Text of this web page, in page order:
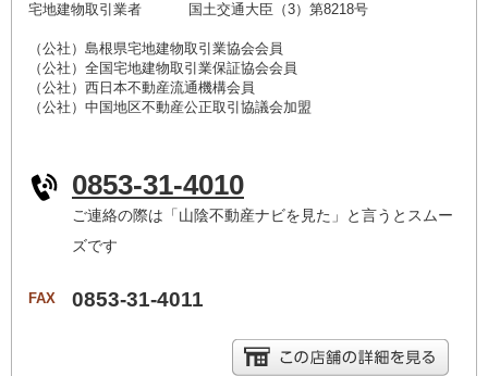
宅地建物取引業者 国土交通大臣（3）第8218号
（公社）島根県宅地建物取引業協会会員
（公社）全国宅地建物取引業保証協会会員
（公社）西日本不動産流通機構会員
（公社）中国地区不動産公正取引協議会加盟
0853-31-4010
ご連絡の際は「山陰不動産ナビを見た」と言うとスムー
ズです
FAX 0853-31-4011